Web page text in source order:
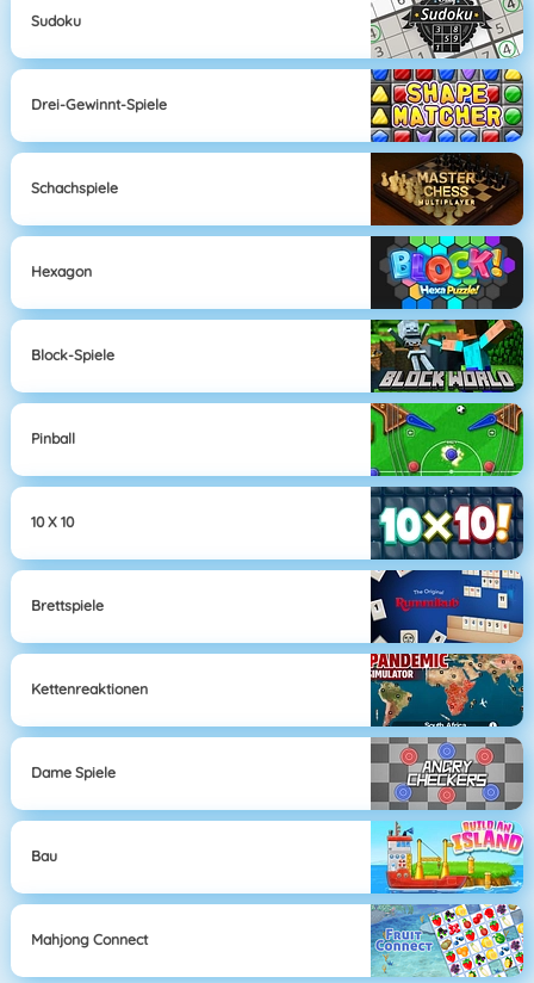
Sudoku
Drei-Gewinnt-Spiele
Schachspiele
Hexagon
Block-Spiele
Pinball
10 X 10
Brettspiele
Kettenreaktionen
Dame Spiele
Bau
Mahjong Connect